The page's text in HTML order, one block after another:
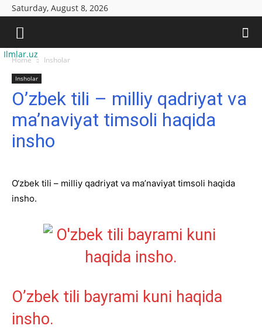
Saturday, August 8, 2026
Ilmlar.uz
Home Insholar
Insholar
O’zbek tili – milliy qadriyat va
ma’naviyat timsoli haqida
insho
O‘zbek tili – milliy qadriyat va ma’naviyat timsoli haqida
insho.
O’zbek tili bayrami kuni haqida
insho.